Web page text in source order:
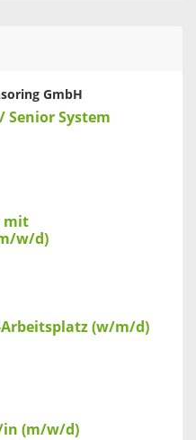
GmbH
Senior System
mit
w/d)
(w/m/d)
in (m/w/d)